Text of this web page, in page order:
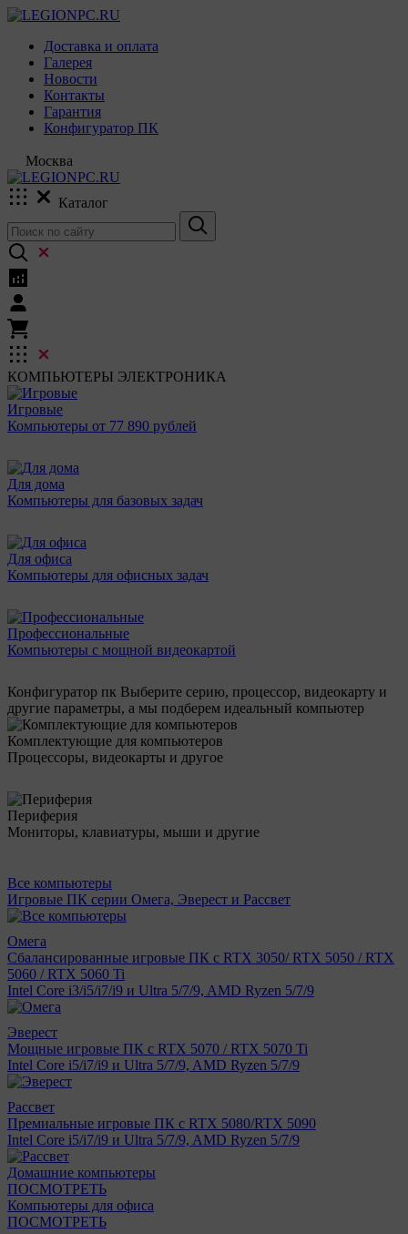
Доставка и оплата
Галерея
Новости
Контакты
Гарантия
Конфигуратор ПК
Москва
Каталог
КОМПЬЮТЕРЫ ЭЛЕКТРОНИКА
Игровые
Компьютеры от 77 890 рублей
Для дома
Компьютеры для базовых задач
Для офиса
Компьютеры для офисных задач
Профессиональные
Компьютеры с мощной видеокартой
Конфигуратор пк Выберите серию, процессор, видеокарту и
другие параметры, а мы подберем идеальный компьютер
Комплектующие для компьютеров
Процессоры, видеокарты и другое
Периферия
Мониторы, клавиатуры, мыши и другие
Все компьютеры
Игровые ПК серии Омега, Эверест и Рассвет
Омега
Сбалансированные игровые ПК с RTX 3050/ RTX 5050 / RTX
5060 / RTX 5060 Ti
Intel Core i3/i5/i7/i9 и Ultra 5/7/9, AMD Ryzen 5/7/9
Эверест
Мощные игровые ПК с RTX 5070 / RTX 5070 Ti
Intel Core i5/i7/i9 и Ultra 5/7/9, AMD Ryzen 5/7/9
Рассвет
Премиальные игровые ПК с RTX 5080/RTX 5090
Intel Core i5/i7/i9 и Ultra 5/7/9, AMD Ryzen 5/7/9
Домашние компьютеры
ПОСМОТРЕТЬ
Компьютеры для офиса
ПОСМОТРЕТЬ